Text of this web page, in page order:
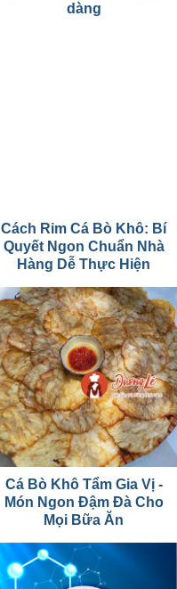
dàng
Cách Rim Cá Bò Khô: Bí
Quyết Ngon Chuẩn Nhà
Hàng Dễ Thực Hiện
Cá Bò Khô Tẩm Gia Vị -
Món Ngon Đậm Đà Cho
Mọi Bữa Ăn